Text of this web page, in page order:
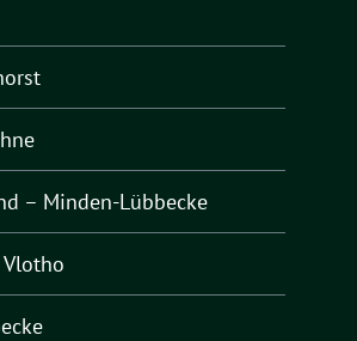
– Minden-Lübbecke